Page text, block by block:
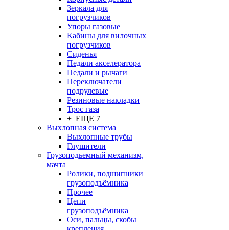
Зеркала для
погрузчиков
Упоры газовые
Кабины для вилочных
погрузчиков
Сиденья
Педали акселератора
Педали и рычаги
Переключатели
подрулевые
Резиновые накладки
Трос газа
+ ЕЩЕ 7
Выхлопная система
Выхлопные трубы
Глушители
Грузоподьемный механизм,
мачта
Ролики, подшипники
грузоподъёмника
Прочее
Цепи
грузоподъёмника
Оси, пальцы, скобы